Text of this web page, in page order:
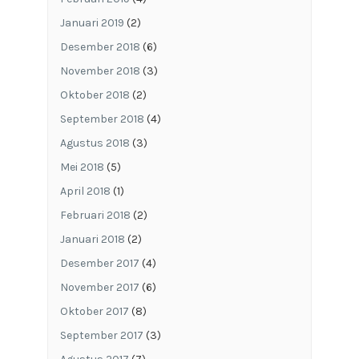
Januari 2019 (2)
Desember 2018 (6)
November 2018 (3)
Oktober 2018 (2)
September 2018 (4)
Agustus 2018 (3)
Mei 2018 (5)
April 2018 (1)
Februari 2018 (2)
Januari 2018 (2)
Desember 2017 (4)
November 2017 (6)
Oktober 2017 (8)
September 2017 (3)